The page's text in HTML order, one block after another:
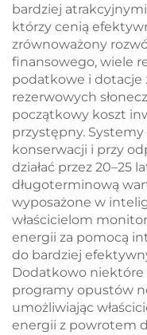
bardziej
którzy cenią
zrównoważony
finansowego, wiele
podatkowe i dotacje
rezerwowych
początkowy koszt
przystępny.
konserwacji i przy
działać przez 20–25
długoterminową
wyposażone w
właścicielom
energii za pomocą
do bardziej
Dodatkowo niektóre
programy opustów
umożliwiając
energii z powrotem